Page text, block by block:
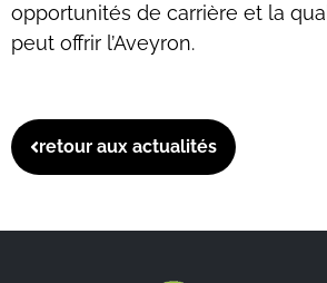
opportunités de carrière et la
peut offrir l’Aveyron.
retour aux actualités